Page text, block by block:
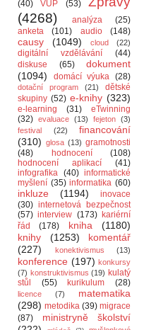
(40)
VÚP (53)
(4268)
analýza
(25)
anketa
(101) audio (148)
causy (1049) cloud (22)
digitální vzdělávání
(44)
diskuse
(65)
dokument
(1094)
domácí výuka (28)
dotační program (21)
dětské
skupiny (52) e-knihy (323)
e-learning (31)
eTwinning
(32) evaluace (13) fejeton (3)
festival
(22)
financování
(310) glosa (13) gramotnosti
(48)
hodnocení
(108)
hodnocení aplikací
(41)
infografika (40) informatické
myšlení (35) informatika (60)
inkluze (1194)
inovace
(30) internetová bezpečnost
(57) interview (173) kariérní
řád
(178) kniha
(1180)
knihy
(1253)
komentář
(227)
konektivismus (13)
konference (197) konkursy
(7) konstruktivismus (19) kulatý
stůl
(55) kurikulum (28)
licence (7)
matematika
(298) metodika (39) migrace
(87)
ministryně školství